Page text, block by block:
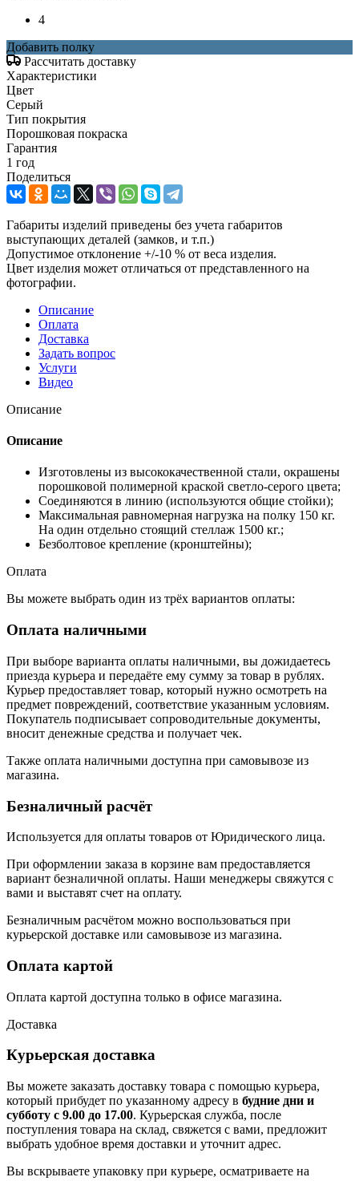
4
Добавить полку
Рассчитать доставку
Характеристики
Цвет
Серый
Тип покрытия
Порошковая покраска
Гарантия
1 год
Поделиться
Габариты изделий приведены без учета габаритов
выступающих деталей (замков, и т.п.)
Допустимое отклонение +/-10 % от веса изделия.
Цвет изделия может отличаться от представленного на
фотографии.
Описание
Оплата
Доставка
Задать вопрос
Услуги
Видео
Описание
Описание
Изготовлены из высококачественной стали, окрашены
порошковой полимерной краской светло-серого цвета;
Соединяются в линию (используются общие стойки);
Максимальная равномерная нагрузка на полку 150 кг.
На один отдельно стоящий стеллаж 1500 кг.;
Безболтовое крепление (кронштейны);
Оплата
Вы можете выбрать один из трёх вариантов оплаты:
Оплата наличными
При выборе варианта оплаты наличными, вы дожидаетесь
приезда курьера и передаёте ему сумму за товар в рублях.
Курьер предоставляет товар, который нужно осмотреть на
предмет повреждений, соответствие указанным условиям.
Покупатель подписывает сопроводительные документы,
вносит денежные средства и получает чек.
Также оплата наличными доступна при самовывозе из
магазина.
Безналичный расчёт
Используется для оплаты товаров от Юридического лица.
При оформлении заказа в корзине вам предоставляется
вариант безналичной оплаты. Наши менеджеры свяжутся с
вами и выставят счет на оплату.
Безналичным расчётом можно воспользоваться при
курьерской доставке или самовывозе из магазина.
Оплата картой
Оплата картой доступна только в офисе магазина.
Доставка
Курьерская доставка
Вы можете заказать доставку товара с помощью курьера,
который прибудет по указанному адресу в будние дни и
субботу с 9.00 до 17.00. Курьерская служба, после
поступления товара на склад, свяжется с вами, предложит
выбрать удобное время доставки и уточнит адрес.
Вы вскрываете упаковку при курьере, осматриваете на